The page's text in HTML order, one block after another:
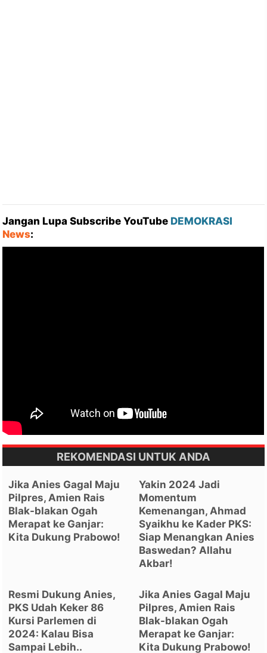
Jangan Lupa Subscribe YouTube DEMOKRASI
News:
REKOMENDASI UNTUK ANDA
Jika Anies Gagal Maju
Pilpres, Amien Rais
Blak-blakan Ogah
Merapat ke Ganjar:
Kita Dukung Prabowo!
Yakin 2024 Jadi
Momentum
Kemenangan, Ahmad
Syaikhu ke Kader PKS:
Siap Menangkan Anies
Baswedan? Allahu
Akbar!
Resmi Dukung Anies,
PKS Udah Keker 86
Kursi Parlemen di
2024: Kalau Bisa
Sampai Lebih..
Jika Anies Gagal Maju
Pilpres, Amien Rais
Blak-blakan Ogah
Merapat ke Ganjar:
Kita Dukung Prabowo!